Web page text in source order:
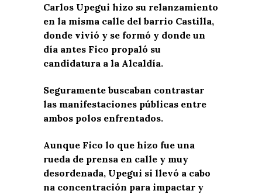
Carlos Upegui hizo su relanzamiento
en la misma calle del barrio Castilla,
donde vivió y se formó y donde un
día antes Fico propaló su
candidatura a la Alcaldía.
Seguramente buscaban contrastar
las manifestaciones públicas entre
ambos polos enfrentados.
Aunque Fico lo que hizo fue una
rueda de prensa en calle y muy
desordenada, Upegui si llevó a cabo
na concentración para impactar y